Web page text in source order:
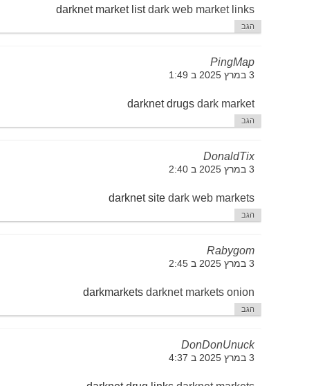
darknet market listdark web market links
הגב
PingMap
3 במרץ 2025 ב 1:49
darknet drugs dark market
הגב
DonaldTix
3 במרץ 2025 ב 2:40
darknet site dark web markets
הגב
Rabygom
3 במרץ 2025 ב 2:45
darkmarkets darknet markets onion
הגב
DonDonUnuck
3 במרץ 2025 ב 4:37